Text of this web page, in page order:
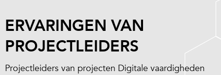
ERVARINGEN VAN
PROJECTLEIDERS
Projectleiders van projecten Digitale vaardigheden